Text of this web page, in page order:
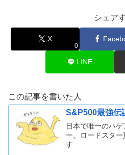
シェア
X
0
LINE
この記事を書いた人
S&P500最強伝
日本で唯一のハ
ー。ロードスタ
す